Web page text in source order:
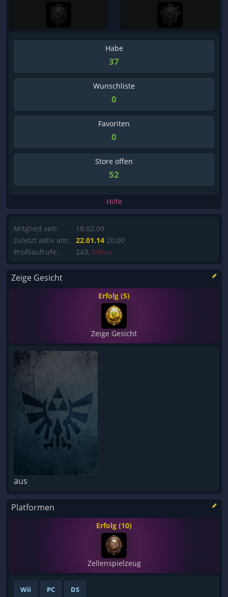
Habe
37
Wunschliste
0
Favoriten
0
Store offen
52
Hilfe
Mitglied seit:
zuletzt aktiv am:
Profilaufrufe:
18.02.09
22.01.14 20:00
243, Offline
Zeige Gesicht
Erfolg (5)
Zeige Gesicht
aus
Platformen
Erfolg (10)
Zellenspielzeug
Wii PC DS